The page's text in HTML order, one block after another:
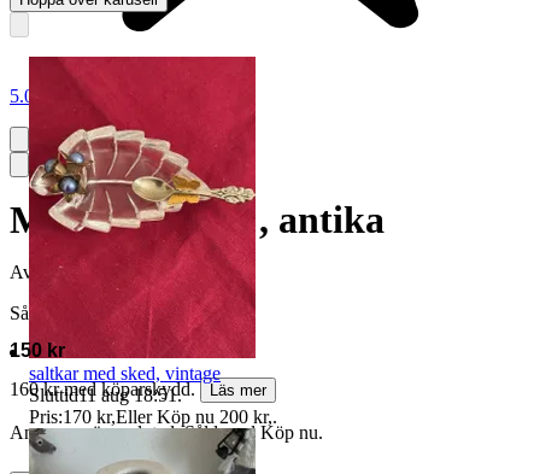
5.0
Mocka Skedar , antika
Avslutad
30 maj 11:10
Såld för
150 kr
160 kr med köparskydd.
Läs mer
Annonsen är avslutad. Såld med Köp nu.
saltkar med sked, vintage
Sluttid11 aug 18:51.
Pris:170 kr,Eller Köp nu 200 kr,.